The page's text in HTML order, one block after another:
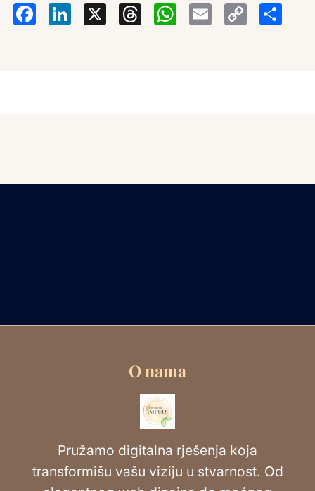
Facebook
LinkedIn
X Threads
Email
O nama
Pružamo digitalna rješenja koja
transformišu vašu viziju u stvarnost. Od